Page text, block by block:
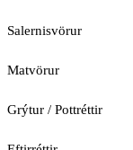
Salernisvörur
Matvörur
Grýtur / Pottréttir